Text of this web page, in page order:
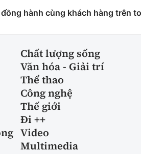
hành cùng khách hàng trên
Chất lượng sống
Văn hóa - Giải trí
Thể thao
Công nghệ
Thế giới
Đi ++
Video
Multimedia